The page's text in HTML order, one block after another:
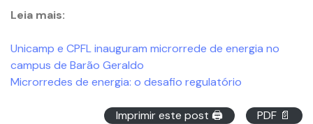
Leia mais:
Unicamp e CPFL inauguram microrrede de energia no
campus de Barão Geraldo
Microrredes de energia: o desafio regulatório
Imprimir este post 🖨 PDF 📄